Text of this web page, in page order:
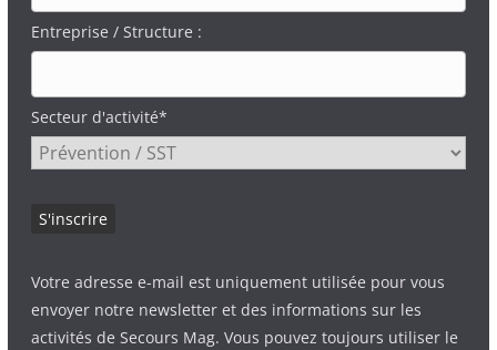
Entreprise / Structure :
Secteur d'activité*
Votre adresse e-mail est uniquement utilisée pour vous
envoyer notre newsletter et des informations sur les
activités de Secours Mag. Vous pouvez toujours utiliser le